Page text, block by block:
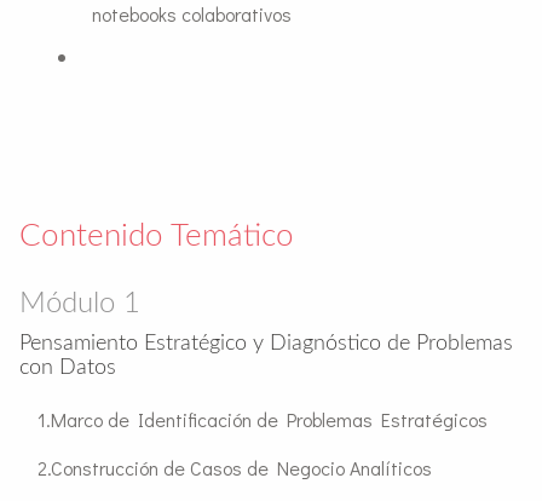
notebooks colaborativos
Contenido Temático
Módulo 1
Pensamiento Estratégico y Diagnóstico de Problemas
con Datos
Marco de Identificación de Problemas Estratégicos
Construcción de Casos de Negocio Analíticos